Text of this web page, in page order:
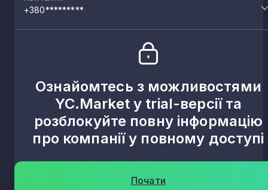
+380*********
Ознайомтесь з можливостями
YC.Market у trial-версії та
розблокуйте повну інформацію
про компанії у повному доступі
Почати